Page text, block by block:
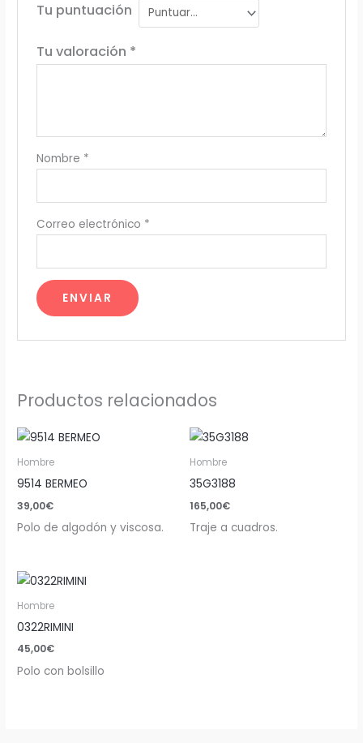
Tu puntuación
Tu valoración *
Nombre *
Correo electrónico *
Productos relacionados
Hombre
9514 BERMEO
39,00€
Polo de algodón y viscosa.
Hombre
35G3188
165,00€
Traje a cuadros.
Hombre
0322RIMINI
45,00€
Polo con bolsillo